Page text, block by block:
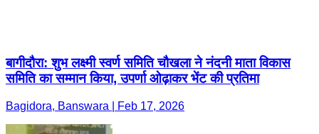
बागीदौरा: शुभ लक्ष्मी स्वर्ण समिति चौखला ने नंदनी माता विकास
समिति का सम्मान किया, उपर्णा ओढ़ाकर भेंट की प्रतिमा
Bagidora, Banswara | Feb 17, 2026